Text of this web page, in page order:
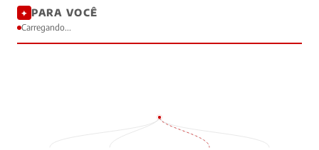
✦ PARA VOCÊ
Carregando...